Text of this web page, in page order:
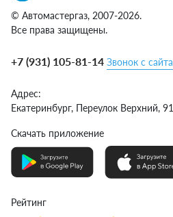
© Автомастергаз, 2007-2026.
Все права защищены.
+7 (931) 105-81-14 Звонок с сайта
Адрес:
Екатеринбург, Переулок Верхний, 91
Скачать приложение
Рейтинг